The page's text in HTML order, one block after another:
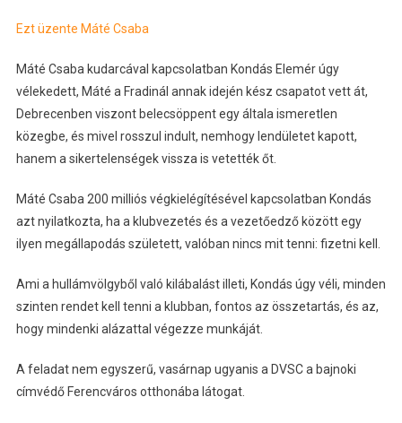
Ezt üzente Máté Csaba
Máté Csaba kudarcával kapcsolatban Kondás Elemér úgy
vélekedett, Máté a Fradinál annak idején kész csapatot vett át,
Debrecenben viszont belecsöppent egy általa ismeretlen
közegbe, és mivel rosszul indult, nemhogy lendületet kapott,
hanem a sikertelenségek vissza is vetették őt.
Máté Csaba 200 milliós végkielégítésével kapcsolatban Kondás
azt nyilatkozta, ha a klubvezetés és a vezetőedző között egy
ilyen megállapodás született, valóban nincs mit tenni: fizetni kell.
Ami a hullámvölgyből való kilábalást illeti, Kondás úgy véli, minden
szinten rendet kell tenni a klubban, fontos az összetartás, és az,
hogy mindenki alázattal végezze munkáját.
A feladat nem egyszerű, vasárnap ugyanis a DVSC a bajnoki
címvédő Ferencváros otthonába látogat.